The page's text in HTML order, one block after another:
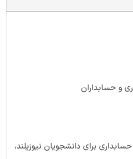
برای دانشجویان نیوزیلند،